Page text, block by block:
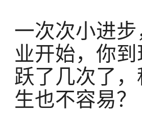
一次次小进
业开始，你
跃了几次了
生也不容易？